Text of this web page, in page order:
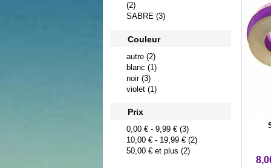
(2)
SABRE (3)
Couleur
autre (2)
blanc (1)
noir (3)
violet (1)
Prix
0,00 € -9,99 € (3)
10,00 € - 19,99 € (2)
50,00 € et plus (2)